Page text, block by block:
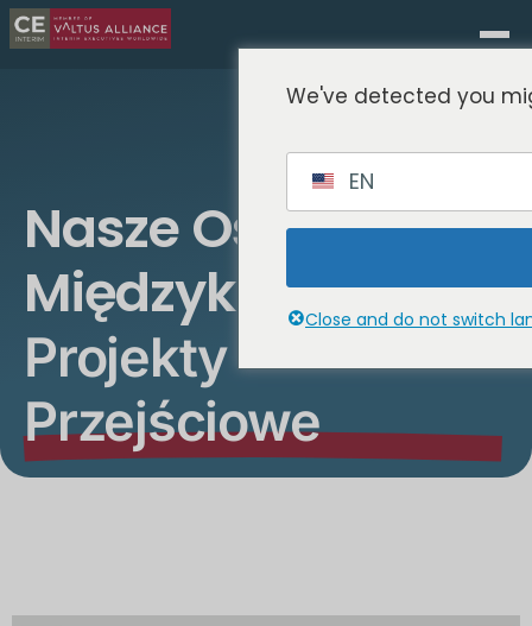
Nasze Ostatnie
Międzykulturowe
Projekty
Przejściowe
We've detected you
EN
Close and do not switch